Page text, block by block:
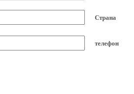
Страна
телефон